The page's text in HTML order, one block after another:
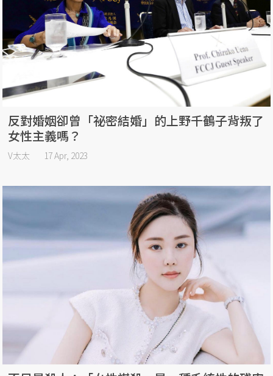
反對婚姻卻曾「祕密結婚」的上野千鶴子背叛了
女性主義嗎？
V太太 17 Apr, 2023